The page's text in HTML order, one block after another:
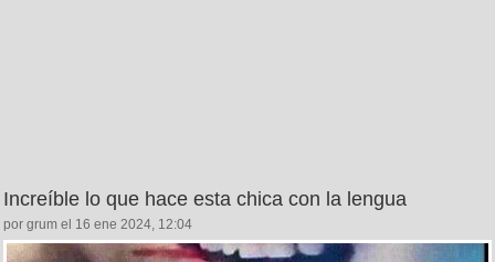
Increíble lo que hace esta chica con la lengua
por grum el 16 ene 2024, 12:04